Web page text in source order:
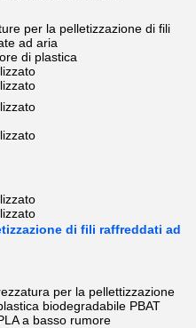
per la pelletizzazione di fili
ad aria
di plastica
di fili raffreddati ad
per la pellettizzazione
biodegradabile PBAT
a basso rumore